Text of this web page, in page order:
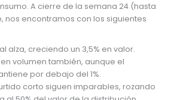
A cierre de la semana 24 (hasta
nos encontramos con los siguientes
alza, creciendo un 3,5% en valor.
volumen también, aunque el
por debajo del 1%.
corto siguen imparables, rozando